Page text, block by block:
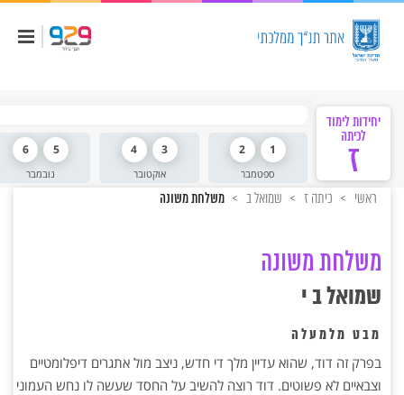
יחידות לימוד
לכיתה
ז ספטמבר
1
2
אוקטובר
3
4
נובמבר
5
6
ראשי כיתה ז שמואל ב משלחת משונה
משלחת משונה
שמואל ב י
מבט מלמעלה
בפרק זה דוד, שהוא עדיין מלך די חדש, ניצב מול אתגרים דיפלומטיים
וצבאיים לא פשוטים. דוד רוצה להשיב על החסד שעשה לו נחש העמוני